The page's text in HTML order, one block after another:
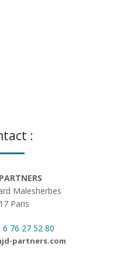
:
Malesherbes
Paris
6 76 27 52 80
partners.com